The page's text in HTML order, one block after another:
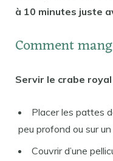
à 10 minutes juste
Comment
Servir le crabe
Placer les pattes
peu profond ou sur
Couvrir d’une